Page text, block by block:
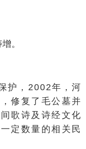
。
护，2002年，河
修复了毛公墓并
歌诗及诗经文化
定数量的相关民